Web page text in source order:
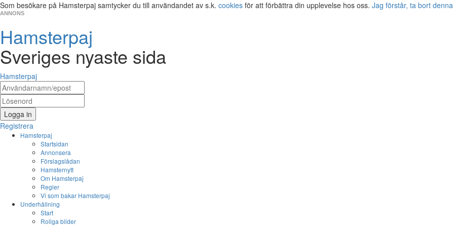
Som besökare på Hamsterpaj samtycker du till användandet av s.k. cookies för att förbättra din upplevelse hos oss. Jag förstår, ta bort
ANNONS
Hamsterpaj
Sveriges nyaste sida
Hamsterpaj
Logga in
Registrera
Hamsterpaj
Startsidan
Annonsera
Förslagslådan
Hamsternytt
Om Hamsterpaj
Regler
Vi som bakar Hamsterpaj
Underhållning
Start
Roliga bilder